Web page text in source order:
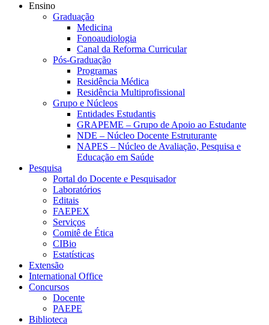
Ensino
Graduação
Medicina
Fonoaudiologia
Canal da Reforma Curricular
Pós-Graduação
Programas
Residência Médica
Residência Multiprofissional
Grupo e Núcleos
Entidades Estudantis
GRAPEME – Grupo de Apoio ao Estudante
NDE – Núcleo Docente Estruturante
NAPES – Núcleo de Avaliação, Pesquisa e
Educação em Saúde
Pesquisa
Portal do Docente e Pesquisador
Laboratórios
Editais
FAEPEX
Serviços
Comitê de Ética
CIBio
Estatísticas
Extensão
International Office
Concursos
Docente
PAEPE
Biblioteca